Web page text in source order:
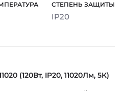
IP20
(120Вт, IP20, 11020Лм, 5К)